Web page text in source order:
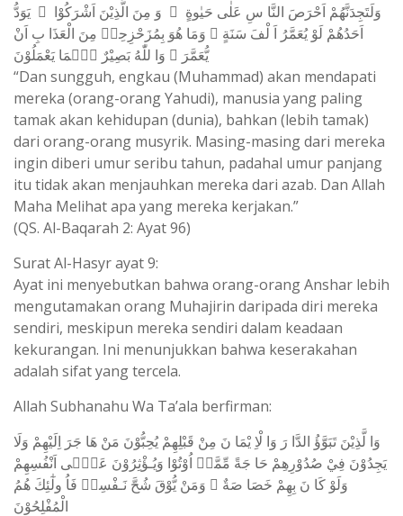
وَلَتَجِدَنَّهُمْ اَحْرَصَ النَّا سِ عَلٰى حَيٰوةٍ ۛ وَ مِنَ الَّذِيْنَ اَشْرَكُوْا ۛ يَوَدُّ
اَحَدُهُمْ لَوْ يُعَمَّرُ اَ لْفَ سَنَةٍ ۚ وَمَا هُوَ بِمُزَحْزِحِهٖ مِنَ الْعَذَا بِ اَنْ
يُّعَمَّرَ ۗ وَا للّٰهُ بَصِيْرٌ بِۢمَا يَعْمَلُوْنَ
“Dan sungguh, engkau (Muhammad) akan mendapati
mereka (orang-orang Yahudi), manusia yang paling
tamak akan kehidupan (dunia), bahkan (lebih tamak)
dari orang-orang musyrik. Masing-masing dari mereka
ingin diberi umur seribu tahun, padahal umur panjang
itu tidak akan menjauhkan mereka dari azab. Dan Allah
Maha Melihat apa yang mereka kerjakan.”
(QS. Al-Baqarah 2: Ayat 96)
Surat Al-Hasyr ayat 9:
Ayat ini menyebutkan bahwa orang-orang Anshar lebih
mengutamakan orang Muhajirin daripada diri mereka
sendiri, meskipun mereka sendiri dalam keadaan
kekurangan. Ini menunjukkan bahwa keserakahan
adalah sifat yang tercela.
Allah Subhanahu Wa Ta’ala berfirman:
وَا لَّذِيْنَ تَبَوَّؤُ الدَّا رَ وَا لْاِ يْمَا نَ مِنْ قَبْلِهِمْ يُحِبُّوْنَ مَنْ هَا جَرَ اِلَيْهِمْ وَلَا
يَجِدُوْنَ فِيْ صُدُوْرِهِمْ حَا جَةً مِّمَّاۤ اُوْتُوْا وَيُـؤْثِرُوْنَ عَلٰۤى اَنْفُسِهِمْ
وَلَوْ كَا نَ بِهِمْ خَصَا صَةٌ ۗ وَمَنْ يُّوْقَ شُحَّ نَـفْسِهٖ فَاُ ولٰٓئِكَ هُمُ